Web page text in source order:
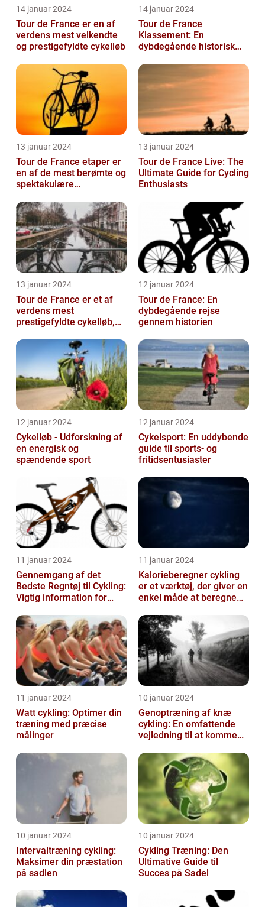
14 januar 2024
Tour de France er en af
verdens mest velkendte
og prestigefyldte cykelløb
14 januar 2024
Tour de France
Klassement: En
dybdegående historisk
13 januar 2024
Tour de France etaper er
en af de mest berømte og
spektakulære
professionel c...
13 januar 2024
Tour de France Live: The
Ultimate Guide for Cycling
Enthusiasts
13 januar 2024
Tour de France er et af
verdens mest
prestigefyldte cykelløb,
opmærksomhed fra
sports...
12 januar 2024
Tour de France: En
dybdegående rejse
gennem historien
12 januar 2024
Cykelløb - Udforskning af
en energisk og
spændende sport
12 januar 2024
Cykelsport: En uddybende
guide til sports- og
fritidsentusiaster
11 januar 2024
Gennemgang af det
Bedste Regntøj til Cykling:
Vigtig information for
Fritidsentusiaster
11 januar 2024
Kalorieberegner cykling
er et værktøj, der giver en
enkel måde at beregne
mængde k...
11 januar 2024
Watt cykling: Optimer din
træning med præcise
målinger
10 januar 2024
Genoptræning af knæ
cykling: En omfattende
vejledning til at komme
10 januar 2024
Intervaltræning cykling:
Maksimer din præstation
på sadlen
10 januar 2024
Cykling Træning: Den
Ultimative Guide til
Succes på Sadel